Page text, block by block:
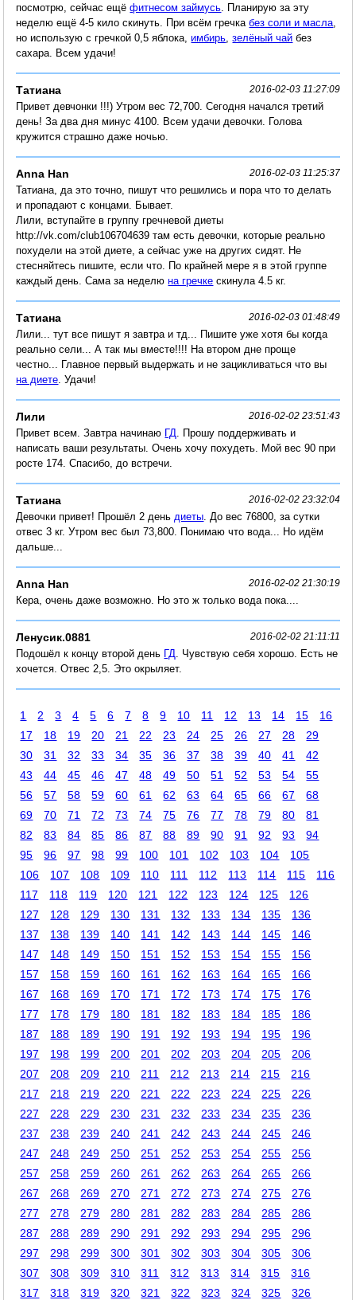
посмотрю, сейчас ещёфитнесом займусь . Планирую за эту
неделю ещё 4-5 кило скинуть. При всём гречкабез соли и масла
но использую с гречкой 0,5 яблока,имбирь ,зелёный чай без
сахара. Всем удачи!
Татиана 2016-02-03 11:27:09
Привет девчонки !!!) Утром вес 72,700. Сегодня начался третий
день! За два дня минус 4100. Всем удачи девочки. Голова
кружится страшно даже ночью.
Anna Han 2016-02-03 11:25:37
Татиана, да это точно, пишут что решились и пора что то делать
и пропадают с концами. Бывает.
Лили, вступайте в группу гречневой диеты
http://vk.com/club106704639 там есть девочки, которые реально
похудели на этой диете, а сейчас уже на других сидят. Не
стесняйтесь пишите, если что. По крайней мере я в этой группе
каждый день. Сама за неделюна гречке скинула 4.5 кг.
Татиана 2016-02-03 01:48:49
Лили... тут все пишут я завтра и тд... Пишите уже хотя бы когда
реально сели... А так мы вместе!!!! На втором дне проще
честно... Главное первый выдержать и не зацикливаться что вы
на диете . Удачи!
Лили 2016-02-02 23:51:43
Привет всем. Завтра начинаю ГД
. Прошу поддерживать и
написать ваши результаты. Очень хочу похудеть. Мой вес 90 при
росте 174. Спасибо, до встречи.
Татиана 2016-02-02 23:32:04
Девочки привет! Прошёл 2 день диеты . До вес 76800, за сутки
отвес 3 кг. Утром вес был 73,800. Понимаю что вода... Но идём
дальше...
Anna Han 2016-02-02 21:30:19
Кера, очень даже возможно. Но это ж только вода пока....
Ленусик.0881 2016-02-02 21:11:11
Подошёл к концу второй день ГД
. Чувствую себя хорошо. Есть не
хочется. Отвес 2,5. Это окрыляет.
1 2 3 4 5 6 7 8 9 10 11 12 13 14 15
16
17
18 19 20 21 22 23 24 25 26 27 28
29
30
31 32 33 34 35 36 37 38 39 40 41
42
43
44 45 46 47 48 49 50 51 52 53 54
55
56
57 58 59 60 61 62 63 64 65 66 67
68
69
70 71 72 73 74 75 76 77 78 79 80
81
82
83 84 85 86 87 88 89 90 91 92 93
94
95
96 97 98 99 100 101 102 103 104
105
106
107 108 109 110 111 112 113 114 115
116
117
118 119 120 121 122 123 124 125
126
127
128 129 130 131 132 133 134 135
136
137
138 139 140 141 142 143 144 145
146
147
148 149 150 151 152 153 154 155
156
157
158 159 160 161 162 163 164 165
166
167
168 169 170 171 172 173 174 175
176
177
178 179 180 181 182 183 184 185
186
187
188 189 190 191 192 193 194 195
196
197
198 199 200 201 202 203 204 205
206
207
208 209 210 211 212 213 214 215
216
217
218 219 220 221 222 223 224 225
226
227
228 229 230 231 232 233 234 235
236
237
238 239 240 241 242 243 244 245
246
247
248 249 250 251 252 253 254 255
256
257
258 259 260 261 262 263 264 265
266
267
268 269 270 271 272 273 274 275
276
277
278 279 280 281 282 283 284 285
286
287
288 289 290 291 292 293 294 295
296
297
298 299 300 301 302 303 304 305
306
307
308 309 310 311 312 313 314 315
316
317
318 319 320 321 322 323 324 325 326